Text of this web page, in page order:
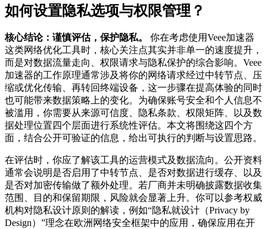
如何设置隐私选项与权限管理？
核心结论：谨慎评估，保护隐私。
你在考虑使用Veee加速器
这类网络优化工具时，核心关注点其实并非单一的速度提升，
而是对数据流量走向、权限请求与隐私保护的综合影响。Veee
加速器的工作原理通常涉及将你的网络请求经过中转节点、压
缩或优化传输、再转回终端设备，这一步骤在提高体验的同时
也可能带来数据策略上的变化。为确保账号安全和个人信息不
被滥用，你需要从来源可信度、隐私条款、权限矩阵、以及数
据处理位置四个层面进行系统性评估。本文将围绕这四个方
面，结合公开可验证的信息，给出可执行的判断与设置思路。
在评估时，你应了解该工具的运营模式及数据流向。公开资料
通常会说明是否启用了中转节点、是否对数据进行缓存、以及
是否对加密传输做了额外处理。若厂商并未明确披露数据收集
范围、目的和保留期限，风险就会显著上升。你可以参考权威
机构对隐私设计原则的解读，例如“隐私就设计（Privacy by
Design）”理念在欧洲网络安全框架中的应用，确保应用在开